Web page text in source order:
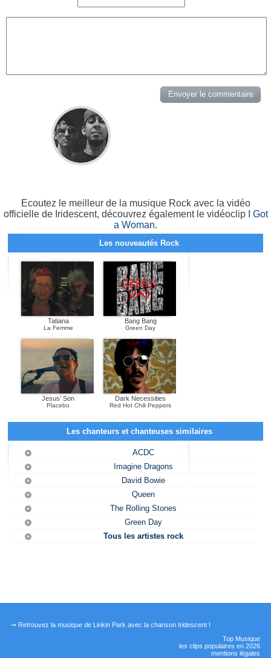
Ecoutez le meilleur de la musique Rock avec la vidéo
officielle de Iridescent, découvrez également le vidéoclip
I Got
a Woman.
Les nouveautés Rock
Tatiana
La Femme
Bang Bang
Green Day
Jesus’ Son
Placebo
Dark Necessities
Red Hot Chili Peppers
Les chanteurs et chanteuses similaires
ACDC
Imagine Dragons
David Bowie
Queen
The Rolling Stones
Green Day
Tous les artistes rock
➙ Retrouvez la musique de Linkin Park avec la chanson Iridescent !
Top Musique
les clips populaires en 2026
mentions légales